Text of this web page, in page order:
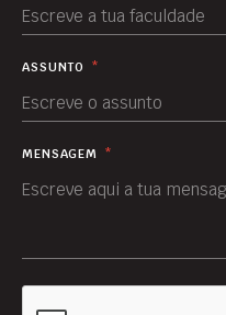
ASSUNTO *
MENSAGEM *